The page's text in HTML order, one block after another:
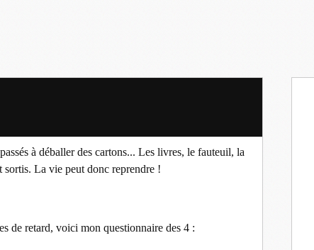
à déballer des cartons... Les livres, le fauteuil, la
sortis. La vie peut donc reprendre !
de retard, voici mon questionnaire des 4 :